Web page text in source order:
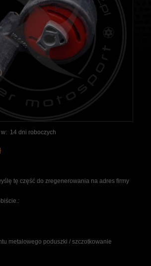
14 dni roboczych
tę część do zregenerowania na adres firmy
metalowego poduszki / szczotkowanie